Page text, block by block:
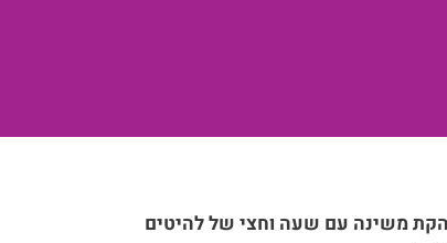
הפתיעה להקת משינה עם שעה וחצי של להיטים